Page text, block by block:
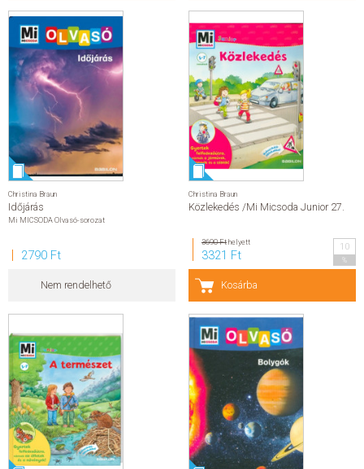
Christina Braun
Időjárás
Mi MICSODA Olvasó-sorozat
2790 Ft
Nem rendelhető
Christina Braun
Közlekedés /Mi Micsoda Junior 27.
3690 Fthelyett
3321 Ft
10
Kosárba
Dream termékek
Nyírd ki termékek
LenaVit termékek
LenaVit termékek
Vitaminok
Vitamin + regény csomagok
Könyvcsomagok
Star Wars
Star Wars
Legendák
Kánon
akció
Előjegyezhető
Népszerű könyvek
Segíthetek?
Szerzők
GYIK
Sajtóanyagok
Hírek
Újdonságok
Eladási sikerlista